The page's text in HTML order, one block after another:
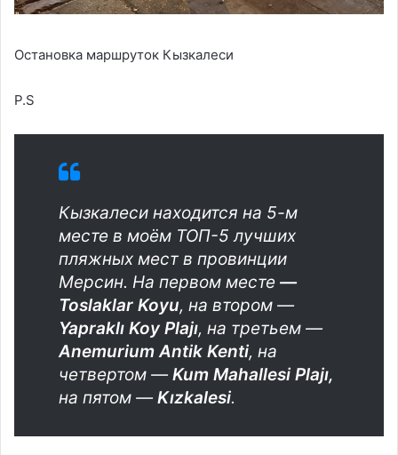
Остановка маршруток Кызкалеси
P.S
Кызкалеси находится на 5-м
месте в моём ТОП-5 лучших
пляжных мест в провинции
Мерсин. На первом месте —
Toslaklar Koyu, на втором —
Yapraklı Koy Plajı, на третьем —
Anemurium Antik Kenti, на
четвертом —Kum Mahallesi Plajı,
на пятом —Kızkalesi.